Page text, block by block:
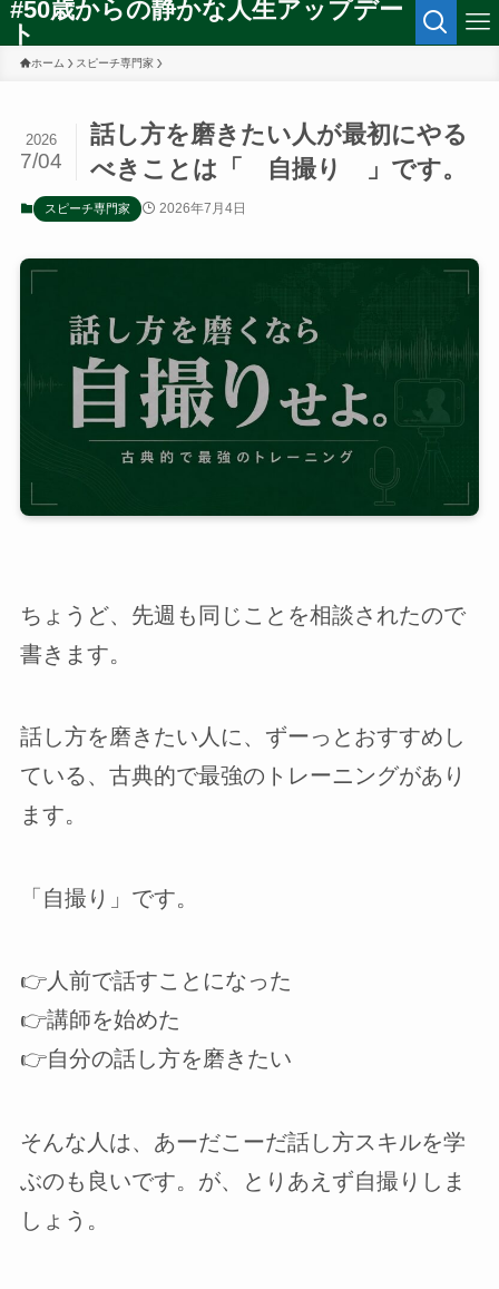
#50歳からの静かな人生アップデー
ト
ホーム スピーチ専門家
話し方を磨きたい人が最初にやる
べきことは「 自撮り 」です。
2026
7/04
スピーチ専門家 2026年7月4日
ちょうど、先週も同じことを相談されたので
書きます。
話し方を磨きたい人に、ずーっとおすすめし
ている、古典的で最強のトレーニングがあり
ます。
「自撮り」です。
👉️人前で話すことになった
👉️講師を始めた
👉️自分の話し方を磨きたい
そんな人は、あーだこーだ話し方スキルを学
ぶのも良いです。が、とりあえず自撮りしま
しょう。